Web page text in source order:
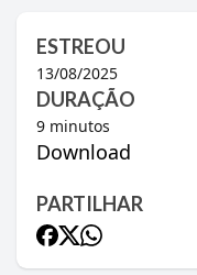
ESTREOU
13/08/2025
DURAÇÃO
9 minutos
Download
PARTILHAR